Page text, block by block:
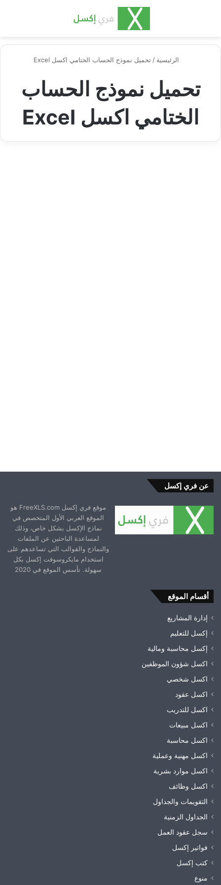
الرئيسية / تحميل نموذج الحساب الختامي اكسل Excel
تحميل نموذج الحساب
الختامي اكسل Excel
عن فري إكسل
موقع فري إكسل FreeXLS.com هو
الموقع العربي الأول المتخصص في
نماذج الإكسل بشكل خاص، وذلك
لمساعدة الباحثين عن الملفات
والنماذج والقوالب التي تساعدهم على
استخدام مايكروسوفت إكسل بكل
سهولة. تأسس الموقع في 2020
أقسام الموقع
إدارة المشاريع
إكسل للتعليم
إكسل محاسبة ومالية
اكسل شؤون الموظفين
اكسل شخصي
اكسل عقود
اكسل للتدريب
اكسل مبيعات
اكسل محاسبة
اكسل مهنية وعملية
اكسل موارد بشرية
اكسل وظائف
التقويمات والجداول
الجداول الزمنية
سجل عقود العمل
فواتير إكسل
كتب إكسل
منوع